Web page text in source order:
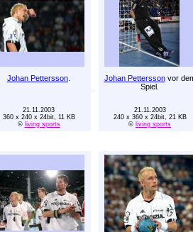
Johan Pettersson Johan Petterssonvor
Spiel.
21.11.2003
360 x 240 x 24bit, 11 KB
© living sports
21.11.2003
240 x 360 x 24bit, 21 KB
© living sports